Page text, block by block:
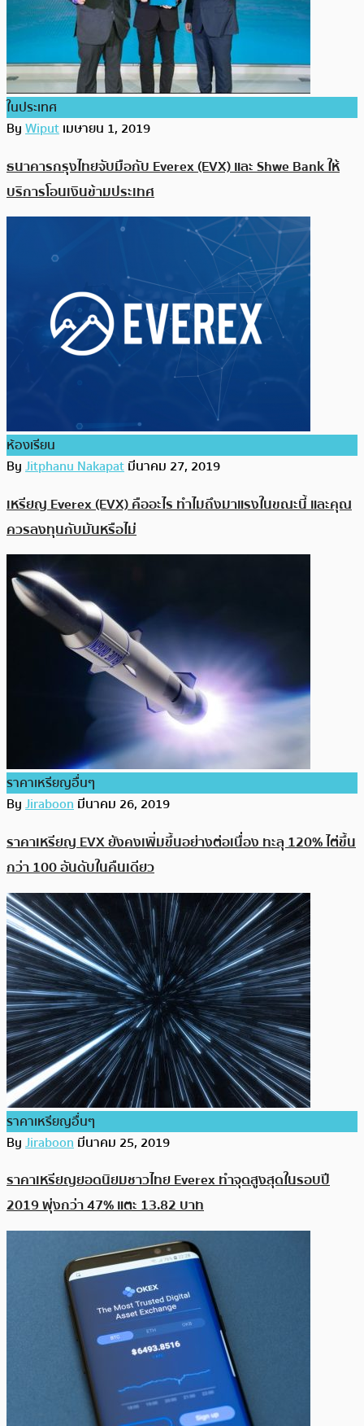
ในประเทศ
ByWiputเมษายน 1, 2019
ธนาคารกรุงไทยจับมือกับ Everex (EVX) และ Shwe Bank ให้
บริการโอนเงินข้ามประเทศ
ห้องเรียน
ByJitphanu Nakapatมีนาคม 27, 2019
เหรียญ Everex (EVX) คืออะไร ทำไมถึงมาแรงในขณะนี้ และคุณ
ควรลงทุนกับมันหรือไม่
ราคาเหรียญอื่นๆ
ByJiraboonมีนาคม 26, 2019
ราคาเหรียญ EVX ยังคงเพิ่มขึ้นอย่างต่อเนื่อง ทะลุ 120% ไต่ขึ้น
กว่า 100 อันดับในคืนเดียว
ราคาเหรียญอื่นๆ
ByJiraboonมีนาคม 25, 2019
ราคาเหรียญยอดนิยมชาวไทย Everex ทำจุดสูงสุดในรอบปี
2019 พุ่งกว่า 47% แตะ 13.82 บาท